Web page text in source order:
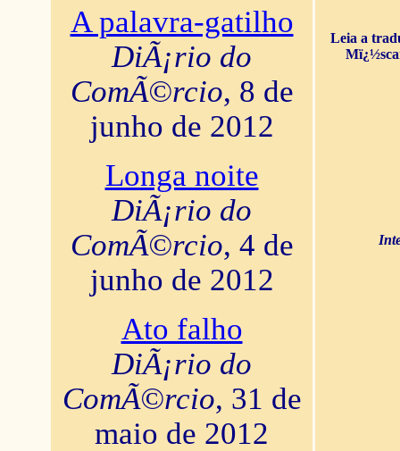
A palavra-gatilho
DiÃ¡rio do
ComÃ©rcio, 8 de
junho de 2012
Longa noite
DiÃ¡rio do
ComÃ©rcio, 4 de
junho de 2012
Ato falho
DiÃ¡rio do
ComÃ©rcio, 31 de
maio de 2012
Leia a